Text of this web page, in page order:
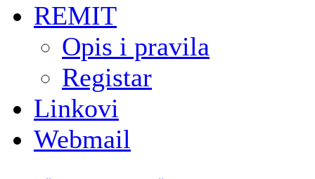
REMIT
Opis i pravila
Registar
Linkovi
Webmail